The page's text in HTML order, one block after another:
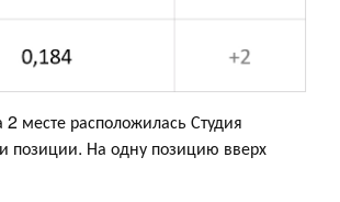
месте расположилась Студия
позиции. На одну позицию вверх